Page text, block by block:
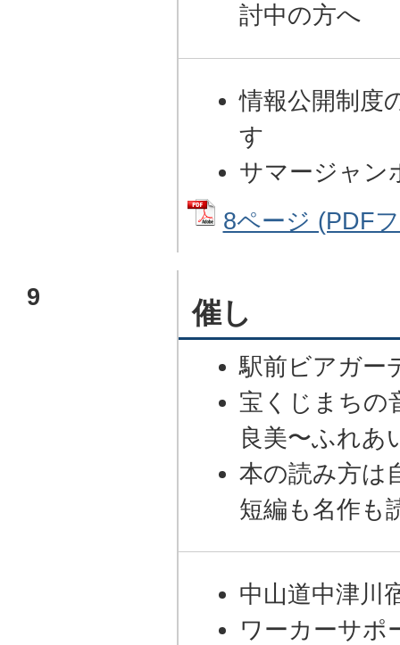
討中の方へ
情報公開制度
す
サマージャン
8ページ (PDF
9 催し
駅前ビアガー
宝くじまちの
良美〜ふれあ
本の読み方は
短編も名作も
中山道中津川
ワーカーサポ